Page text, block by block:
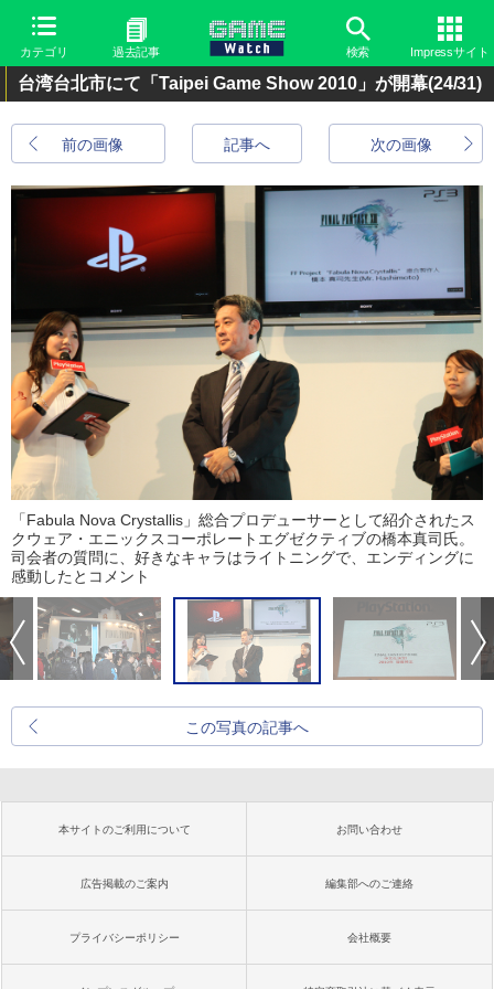
カテゴリ 過去記事 検索 Impressサイト
台湾台北市にて「Taipei Game Show 2010」が開幕(24/31)
前の画像 次の画像
記事へ
「Fabula Nova Crystallis」総合プロデューサーとして紹介されたス
クウェア・エニックスコーポレートエグゼクティブの橋本真司氏。
司会者の質問に、好きなキャラはライトニングで、エンディングに
感動したとコメント
この写真の記事へ
本サイトのご利用について お問い合わせ
広告掲載のご案内 編集部へのご連絡
プライバシーポリシー 会社概要